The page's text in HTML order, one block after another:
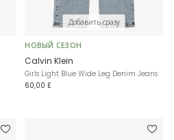
Добавить сразу
НОВЫЙ СЕЗОН
Calvin Klein
Girls Light Blue Wide Leg Denim Jeans
60,00 £